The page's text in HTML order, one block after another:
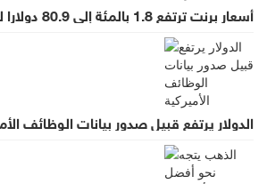
أسعار برنت ترتفع 1.8 بالمئة إلى 80.9 دولارا للبرميل
الدولار يرتفع قبيل صدور بيانات الوظائف